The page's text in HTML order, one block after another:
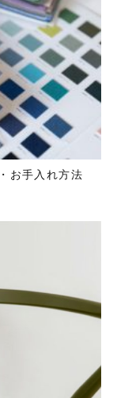
お手入れ方法